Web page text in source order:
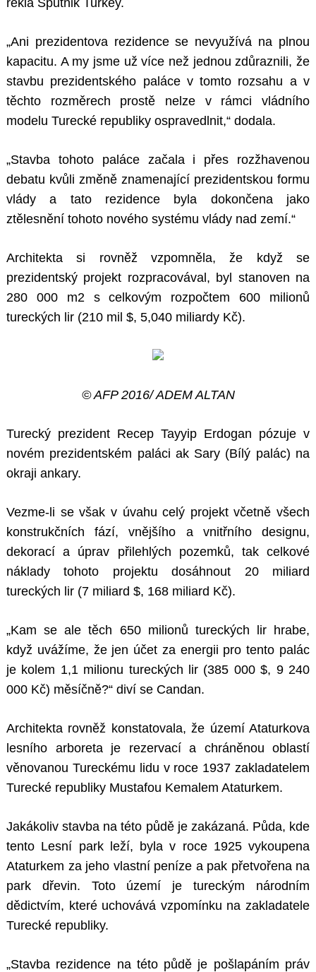
řekla Sputnik Turkey.
„Ani prezidentova rezidence se nevyužívá na plnou
kapacitu. A my jsme už více než jednou zdůraznili, že
stavbu prezidentského paláce v tomto rozsahu a v
těchto rozměrech prostě nelze v rámci vládního
modelu Turecké republiky ospravedlnit,“ dodala.
„Stavba tohoto paláce začala i přes rozžhavenou
debatu kvůli změně znamenající prezidentskou formu
vlády a tato rezidence byla dokončena jako
ztělesnění tohoto nového systému vlády nad zemí.“
Architekta si rovněž vzpomněla, že když se
prezidentský projekt rozpracovával, byl stanoven na
280 000 m2 s celkovým rozpočtem 600 milionů
tureckých lir (210 mil $, 5,040 miliardy Kč).
© AFP 2016/ ADEM ALTAN
Turecký prezident Recep Tayyip Erdogan pózuje v
novém prezidentském paláci ak Sary (Bílý palác) na
okraji ankary.
Vezme-li se však v úvahu celý projekt včetně všech
konstrukčních fází, vnějšího a vnitřního designu,
dekorací a úprav přilehlých pozemků, tak celkové
náklady tohoto projektu dosáhnout 20 miliard
tureckých lir (7 miliard $, 168 miliard Kč).
„Kam se ale těch 650 milionů tureckých lir hrabe,
když uvážíme, že jen účet za energii pro tento palác
je kolem 1,1 milionu tureckých lir (385 000 $, 9 240
000 Kč) měsíčně?“ diví se Candan.
Architekta rovněž konstatovala, že území Ataturkova
lesního arboreta je rezervací a chráněnou oblastí
věnovanou Tureckému lidu v roce 1937 zakladatelem
Turecké republiky Mustafou Kemalem Ataturkem.
Jakákoliv stavba na této půdě je zakázaná. Půda, kde
tento Lesní park leží, byla v roce 1925 vykoupena
Ataturkem za jeho vlastní peníze a pak přetvořena na
park dřevin. Toto území je tureckým národním
dědictvím, které uchovává vzpomínku na zakladatele
Turecké republiky.
„Stavba rezidence na této půdě je pošlapáním práv